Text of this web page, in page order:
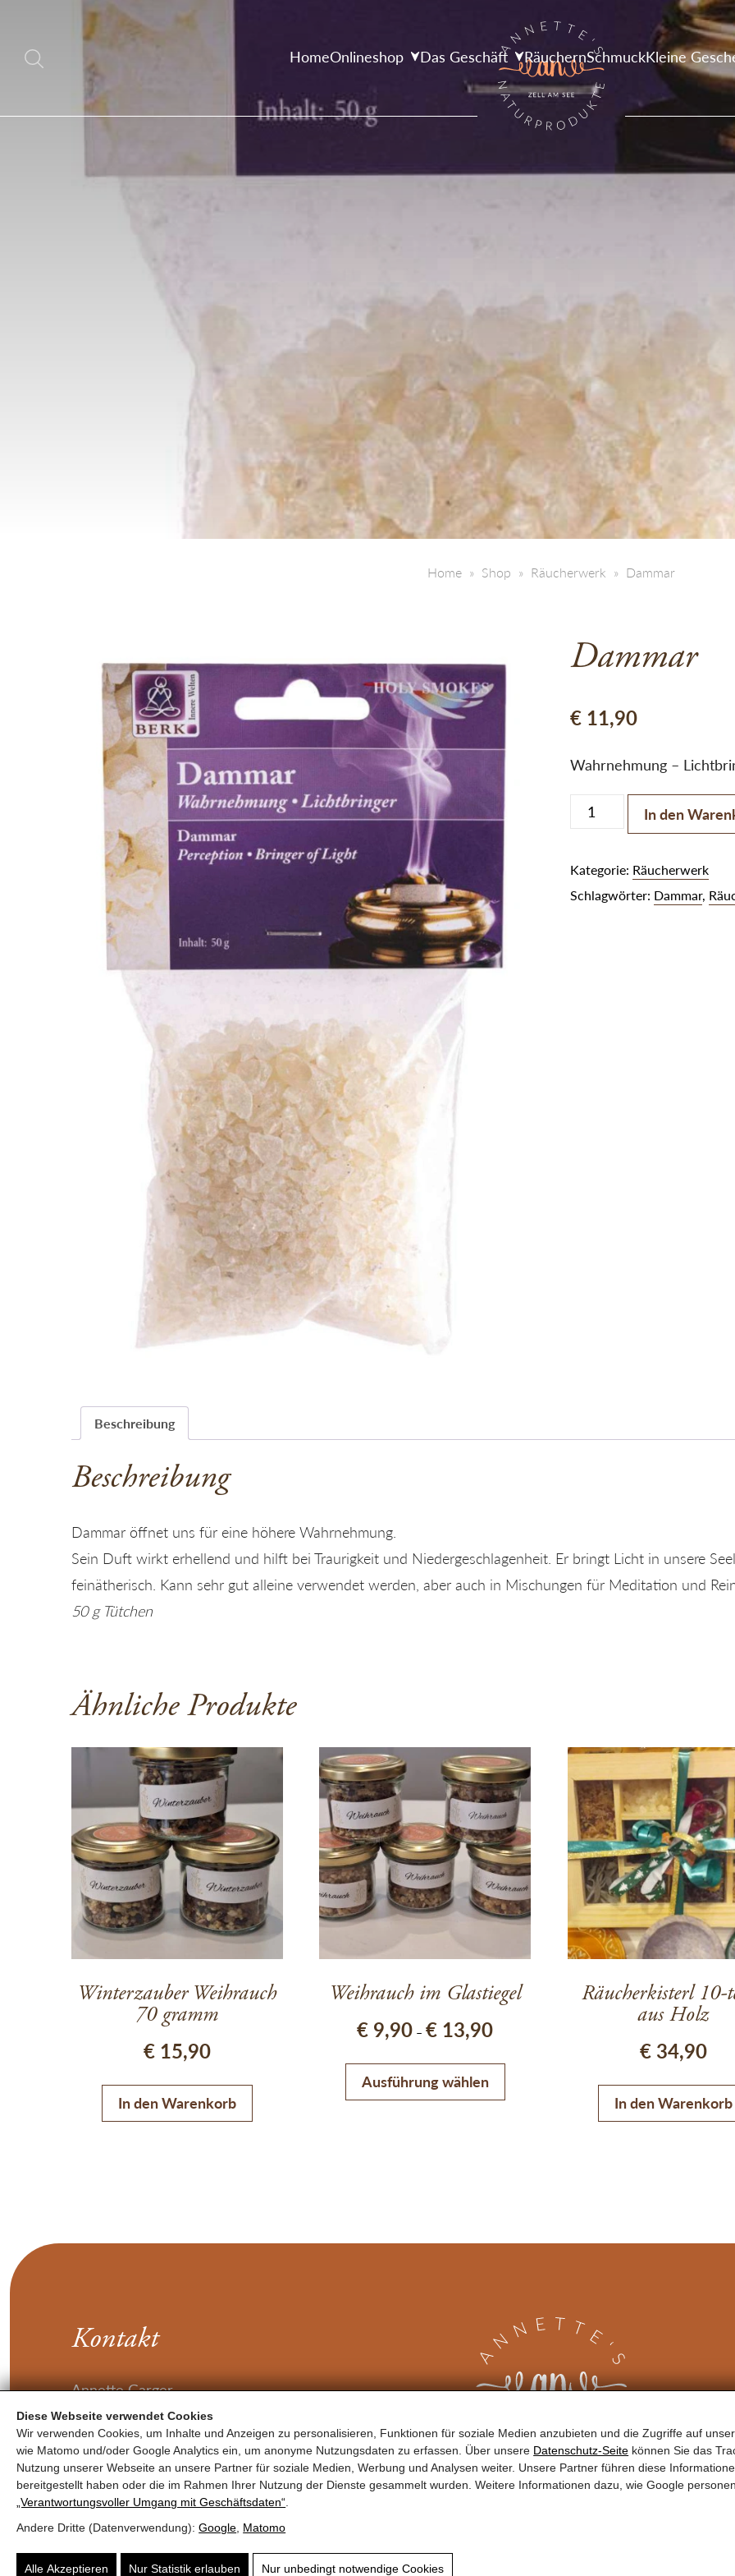
Diese Webseite verwendet Cookies
Wir verwenden Cookies, um Inhalte und Anzeigen zu personalisieren, Funktionen für soziale Medien anzubieten und die Zugriffe auf
wie Matomo und/oder Google Analytics ein, um anonyme Nutzungsdaten zu erfassen. Über unsere Datenschutz-Seite können Sie das
Nutzung unserer Webseite an unsere Partner für soziale Medien, Werbung und Analysen weiter. Unsere Partner führen diese
bereitgestellt haben oder die im Rahmen Ihrer Nutzung der Dienste gesammelt wurden. Weitere Informationen dazu, wie Google
„Verantwortungsvoller Umgang mit Geschäftsdaten“
Andere Dritte (Datenverwendung):Google Matomo
Alle Akzeptieren Nur Statistik erlauben Nur unbedingt notwendige Cookies
HomeOnlineshop Das Geschäft RäuchernSchmuckKleine
Home Shop Räucherwerk Dammar
Dammar
€ 11,90
Wahrnehmung –
Dammar Menge
In den
Kategorie: Räucherwerk
Schlagwörter: Dammar,
Beschreibung
Beschreibung
Dammar öffnet uns für eine höhere Wahrnehmung.
Sein Duft wirkt erhellend und hilft bei Traurigkeit und Niedergeschlagenheit. Er bringt Licht in unsere
feinätherisch. Kann sehr gut alleine verwendet werden, aber auch in Mischungen für Meditation und
50 g Tütchen
Ähnliche Produkte
Winterzauber Weihrauch
70 gramm
€15,90
In den Warenkorb
Weihrauch im Glastiegel
€ 9,90 –€ 13,90 Preisspanne: € 9,90 bis € 13,90
Ausführung wählen
Dieses Produkt weist mehrere
Räucherkisterl 10-
aus Holz
€34,90
In den Warenkorb
Kontakt
Annette Garger
Loferer Bundesstraße 2
5700 Zell am See
T:0681 104 25031
M:info@naturprodukte-pinzgau.at